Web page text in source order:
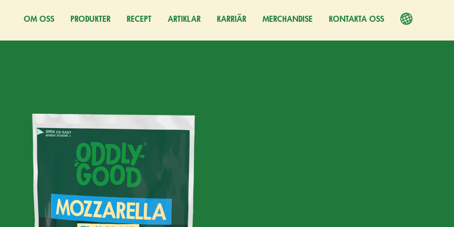
OM OSS PRODUKTER RECEPT ARTIKLAR KARRIÄR
(ÖPPNAS I EN NY FLIK)
MERCHANDISE KONTAKTA OSS